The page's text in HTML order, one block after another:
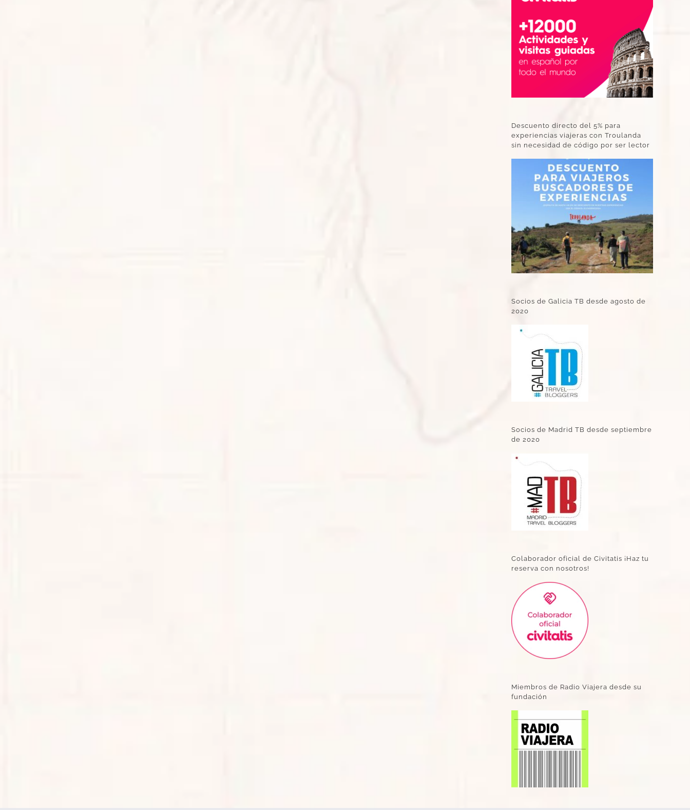
Descuento directo del 5% para
experiencias viajeras con Troulanda
sin necesidad de código por ser lector
Socios de Galicia TB desde agosto de
2020
Socios de Madrid TB desde septiembre
de 2020
Colaborador oficial de Civitatis ¡Haz tu
reserva con nosotros!
Miembros de Radio Viajera desde su
fundación